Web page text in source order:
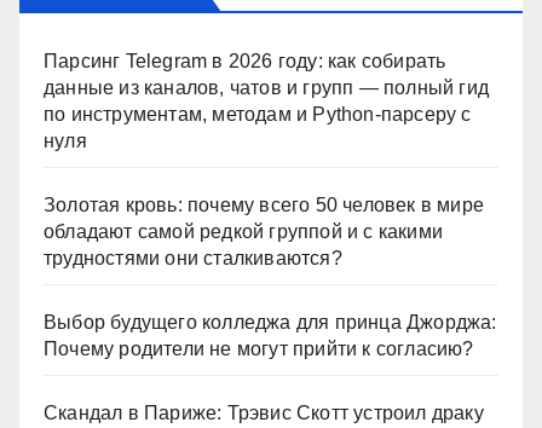
Парсинг Telegram в 2026 году: как собирать
данные из каналов, чатов и групп — полный гид
по инструментам, методам и Python-парсеру с
нуля
Золотая кровь: почему всего 50 человек в мире
обладают самой редкой группой и с какими
трудностями они сталкиваются?
Выбор будущего колледжа для принца Джорджа:
Почему родители не могут прийти к согласию?
Скандал в Париже: Трэвис Скотт устроил драку